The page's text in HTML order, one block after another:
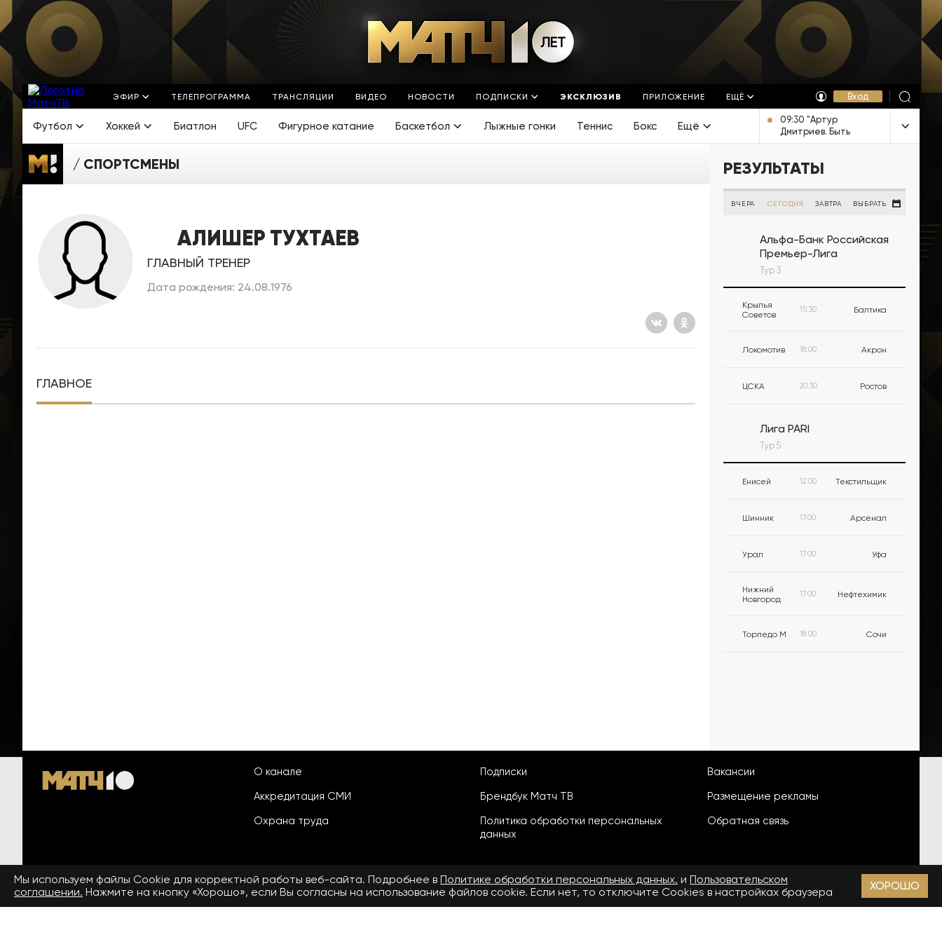
ЭФИР ТЕЛЕПРОГРАММА ТРАНСЛЯЦИИ ВИДЕО НОВОСТИ ПОДПИСКИ ЭКСКЛЮЗИВ ПРИЛОЖЕНИЕ ЕЩЁ Вход
Футбол Хоккей Биатлон UFC Фигурное катание Баскетбол Лыжные гонки Теннис Бокс Ещё
09:30 "Артур
Дмитриев. Быть
Человеком".
фильм [12+]
СПОРТСМЕНЫ
АЛИШЕР ТУХТАЕВ
ГЛАВНЫЙ ТРЕНЕР
Дата рождения: 24.08.1976
ГЛАВНОЕ
РЕЗУЛЬТАТЫ
ВЧЕРА СЕГОДНЯ ЗАВТРА ВЫБРАТЬ
Альфа-Банк Российская
Премьер-Лига
Тур 3
Крылья
Советов
15:30 Балтика
Локомотив 18:00 Акрон
ЦСКА 20:30 Ростов
Лига PARI
Тур 5
Енисей 12:00 Текстильщик
Шинник 17:00 Арсенал
Урал 17:00 Уфа
Нижний
Новгород
17:00 Нефтехимик
Торпедо М 18:00 Сочи
О канале
Аккредитация СМИ
Охрана труда
Подписки
Брендбук Матч ТВ
Политика обработки персональных
данных
Вакансии
Размещение рекламы
Обратная связь
© 2026 «ООО «Национальный
спортивный телеканал»
Пользовательское соглашение 18+
Мы используем файлы Сookie для корректной работы веб-сайта. Подробнее в Политике обработки персональных данных. и Пользовательском
соглашении. Нажмите на кнопку «Хорошо», если Вы согласны на использование файлов cookie. Если нет, то отключите Cookies в настройках браузера ХОРОШО